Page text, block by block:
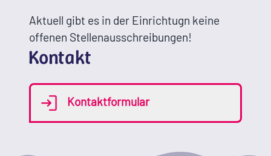
Aktuell gibt es in der Einrichtugn keine
offenen Stellenausschreibungen!
Kontakt
Kontaktformular